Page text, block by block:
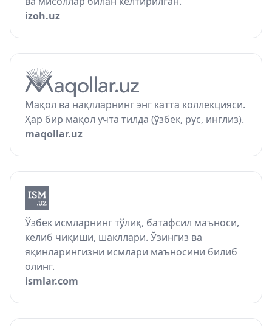
izoh.uz
Мақол ва нақлларнинг энг катта коллекцияси.
Ҳар бир мақол учта тилда (ўзбек, рус, инглиз).
maqollar.uz
Ўзбек исмларнинг тўлиқ, батафсил маъноси,
келиб чиқиши, шакллари. Ўзингиз ва
яқинларингизни исмлари маъносини билиб
олинг.
ismlar.com